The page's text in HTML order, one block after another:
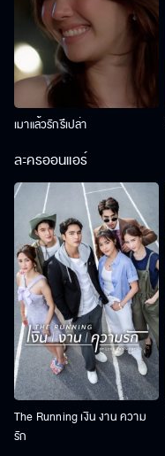
เมาแล้วรักรึเปล่า
ละครออนแอร์
The Running เงิน งาน ความ
รัก